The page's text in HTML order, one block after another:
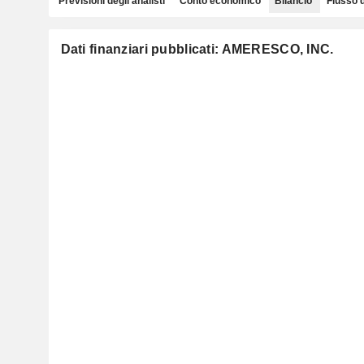
Dati finanziari pubblicati: AMERESCO, INC.